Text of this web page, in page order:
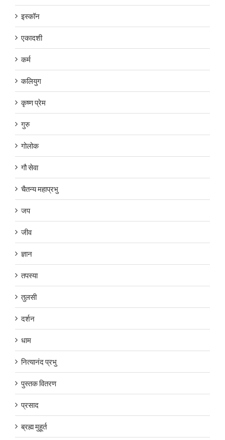
इस्कॉन
एकादशी
कर्म
कलियुग
कृष्ण प्रेम
गुरु
गोलोक
गौ सेवा
चैतन्य महाप्रभु
जप
जीव
ज्ञान
तपस्या
तुलसी
दर्शन
धाम
नित्यानंद प्रभु
पुस्तक वितरण
प्रसाद
ब्रह्म मुहूर्त